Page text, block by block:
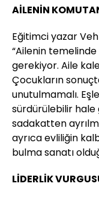
AİLENİN
Eğitimci yazar
“Ailenin
gerekiyor. Aile
Çocukların
unutulmamalı.
sürdürülebilir hale
sadakatten
ayrıca evliliğin
bulma sanatı
LİDERLİK